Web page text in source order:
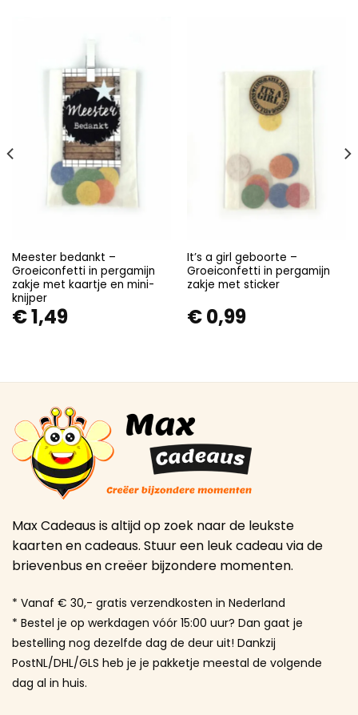
Meester bedankt –
Groeiconfetti in pergamijn
zakje met kaartje en mini-
knijper
€1,49
It’s a girl geboorte –
Groeiconfetti in pergamijn
zakje met sticker
€0,99
Max Cadeaus is altijd op zoek naar de leukste
kaarten en cadeaus. Stuur een leuk cadeau via de
brievenbus en creëer bijzondere momenten.
* Vanaf € 30,- gratis verzendkosten in Nederland
* Bestel je op werkdagen vóór 15:00 uur? Dan gaat je
bestelling nog dezelfde dag de deur uit! Dankzij
PostNL/DHL/GLS heb je je pakketje meestal de volgende
dag al in huis.